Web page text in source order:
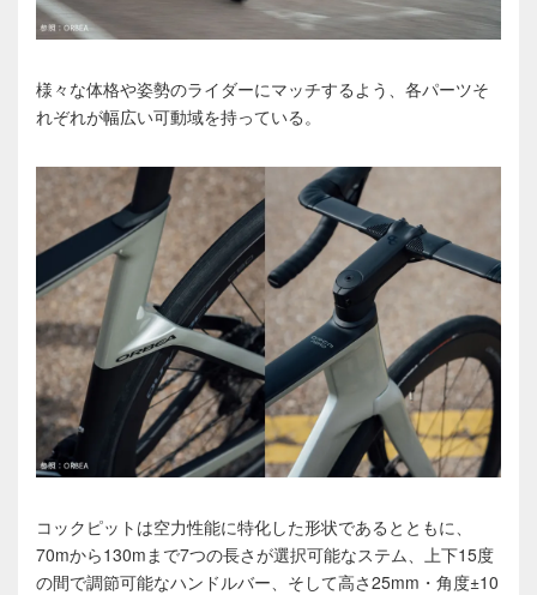
様々な体格や姿勢のライダーにマッチするよう、各パーツそ
れぞれが幅広い可動域を持っている。
コックピットは空力性能に特化した形状であるとともに、
70mから130mまで7つの長さが選択可能なステム、上下15度
の間で調節可能なハンドルバー、そして高さ25mm・角度±10